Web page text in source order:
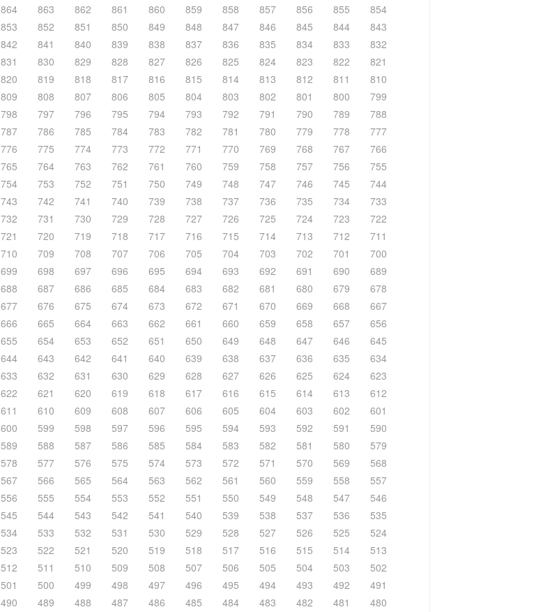
864
863 862 861 860 859 858 857 856 855
854
853
852 851 850 849 848 847 846 845 844
843
842
841 840 839 838 837 836 835 834 833
832
831
830 829 828 827 826 825 824 823 822
821
820
819 818 817 816 815 814 813 812 811
810
809
808 807 806 805 804 803 802 801 800
799
798
797 796 795 794 793 792 791 790 789
788
787
786 785 784 783 782 781 780 779 778
777
776
775 774 773 772 771 770 769 768 767
766
765
764 763 762 761 760 759 758 757 756
755
754
753 752 751 750 749 748 747 746 745
744
743
742 741 740 739 738 737 736 735 734
733
732
731 730 729 728 727 726 725 724 723
722
721
720 719 718 717 716 715 714 713 712
711
710
709 708 707 706 705 704 703 702 701
700
699
698 697 696 695 694 693 692 691 690
689
688
687 686 685 684 683 682 681 680 679
678
677
676 675 674 673 672 671 670 669 668
667
666
665 664 663 662 661 660 659 658 657
656
655
654 653 652 651 650 649 648 647 646
645
644
643 642 641 640 639 638 637 636 635
634
633
632 631 630 629 628 627 626 625 624
623
622
621 620 619 618 617 616 615 614 613
612
611
610 609 608 607 606 605 604 603 602
601
600
599 598 597 596 595 594 593 592 591
590
589
588 587 586 585 584 583 582 581 580
579
578
577 576 575 574 573 572 571 570 569
568
567
566 565 564 563 562 561 560 559 558
557
556
555 554 553 552 551 550 549 548 547
546
545
544 543 542 541 540 539 538 537 536
535
534
533 532 531 530 529 528 527 526 525
524
523
522 521 520 519 518 517 516 515 514
513
512
511 510 509 508 507 506 505 504 503
502
501
500 499 498 497 496 495 494 493 492
491
490
489 488 487 486 485 484 483 482 481
480